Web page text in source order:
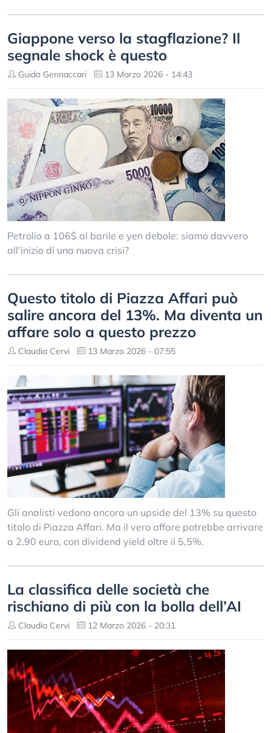
Giappone verso la stagflazione? Il
segnale shock è questo
Guido Gennaccari 13 Marzo 2026 - 14:43
Petrolio a 106$ al barile e yen debole: siamo davvero
all’inizio di una nuova crisi?
Questo titolo di Piazza Affari può
salire ancora del 13%. Ma diventa un
affare solo a questo prezzo
Claudia Cervi 13 Marzo 2026 - 07:55
Gli analisti vedono ancora un upside del 13% su questo
titolo di Piazza Affari. Ma il vero affare potrebbe arrivare
a 2,90 euro, con dividend yield oltre il 5,5%.
La classifica delle società che
rischiano di più con la bolla dell’AI
Claudia Cervi 12 Marzo 2026 - 20:31